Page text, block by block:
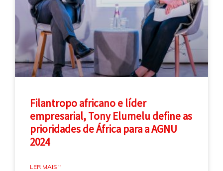
Filantropo africano e líder
empresarial, Tony Elumelu define as
prioridades de África para a AGNU
2024
LER MAIS "